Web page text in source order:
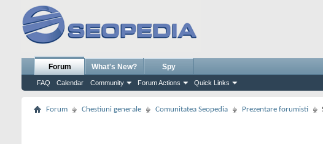
Forum
FAQ Calendar Community Forum Actions Quick Links
What's New? Spy
Forum Chestiuni generale Comunitatea Seopedia Prezentare forumisti